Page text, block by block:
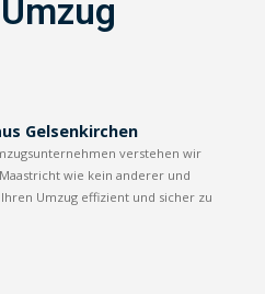
Gelsenkirchen
verstehen wir
wie kein anderer und
Umzug effizient und sicher zu